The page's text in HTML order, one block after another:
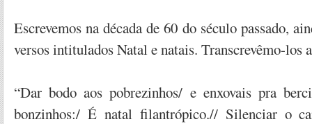
Escrevemos na década de 60 do século passado,
versos intitulados Natal e natais. Transcrevêmo-los
“Dar bodo aos pobrezinhos/ e enxovais pra
bonzinhos:/ É natal filantrópico.// Silenciar o